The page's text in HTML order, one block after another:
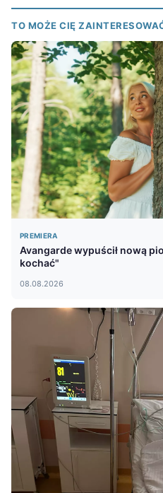
TO MOŻE CIĘ
PREMIERA
Avangarde wypuścił nową
kochać"
08.08.2026